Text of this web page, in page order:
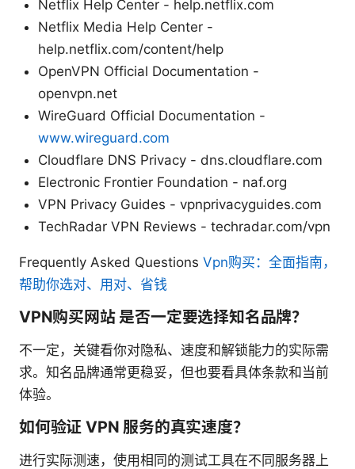
Netflix Help Center - help.netflix.com
Netflix Media Help Center -
help.netflix.com/content/help
OpenVPN Official Documentation -
openvpn.net
WireGuard Official Documentation -
www.wireguard.com
Cloudflare DNS Privacy - dns.cloudflare.com
Electronic Frontier Foundation - naf.org
VPN Privacy Guides - vpnprivacyguides.com
TechRadar VPN Reviews - techradar.com/vpn
Frequently Asked Questions Vpn购买：全面指南，
帮助你选对、用对、省钱
VPN购买网站 是否一定要选择知名品牌？
不一定，关键看你对隐私、速度和解锁能力的实际需
求。知名品牌通常更稳妥，但也要看具体条款和当前
体验。
如何验证 VPN 服务的真实速度？
进行实际测速，使用相同的测试工具在不同服务器上